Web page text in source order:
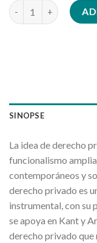
La idea de derecho
SINOPSE
La idea de derecho
funcionalismo
contemporáneos y
derecho privado es
instrumental, con su
se apoya en Kant y
derecho privado